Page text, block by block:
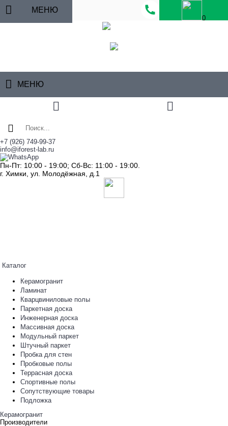
МЕНЮ
0
МЕНЮ
+7 (926) 749-99-37
info@iforest-lab.ru
Пн-Пт: 10:00 - 19:00; Сб-Вс: 11:00 - 19:00.
г. Химки, ул. Молодёжная, д.1
Каталог
Керамогранит
Ламинат
Кварцвиниловые полы
Паркетная доска
Инженерная доска
Массивная доска
Модульный паркет
Штучный паркет
Пробка для стен
Пробковые полы
Террасная доска
Спортивные полы
Сопутствующие товары
Подложка
Керамогранит
Производители